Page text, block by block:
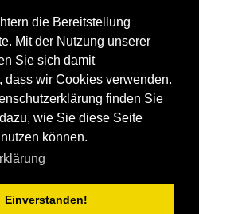
die Bereitstellung
Mit der Nutzung unserer
Sie sich damit
dass wir Cookies verwenden.
finden Sie
wie Sie diese Seite
können.
Einverstanden!